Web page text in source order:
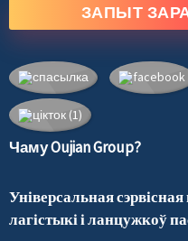
ЗАПЫТ
Чаму Oujian Group?
Універсальная
лагістыкі і ланцужкоў